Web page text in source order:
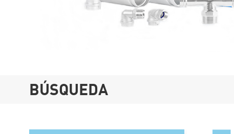
BÚSQUEDA